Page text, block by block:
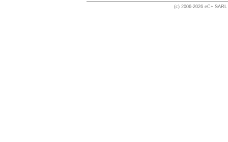
(c) 2006-2026 eC+